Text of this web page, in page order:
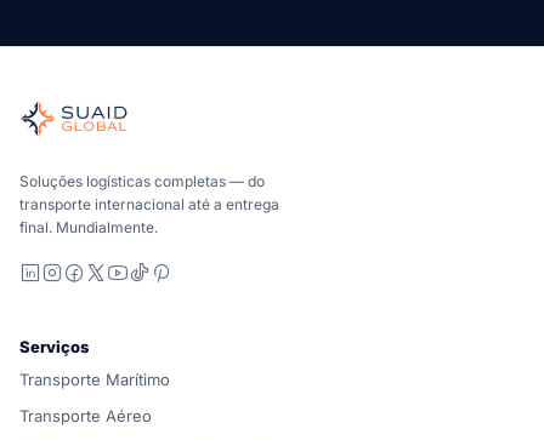
Orquestrador de frete independente para oceano, ar,
Marítimo, aéreo e terrestre, comparados de forma
Soluções logísticas completas — do
transporte internacional até a entrega
final. Mundialmente.
LinkedIn
Instagram
Facebook
X YouTube
TikTok
Serviços
Transporte Marítimo
Transporte Aéreo